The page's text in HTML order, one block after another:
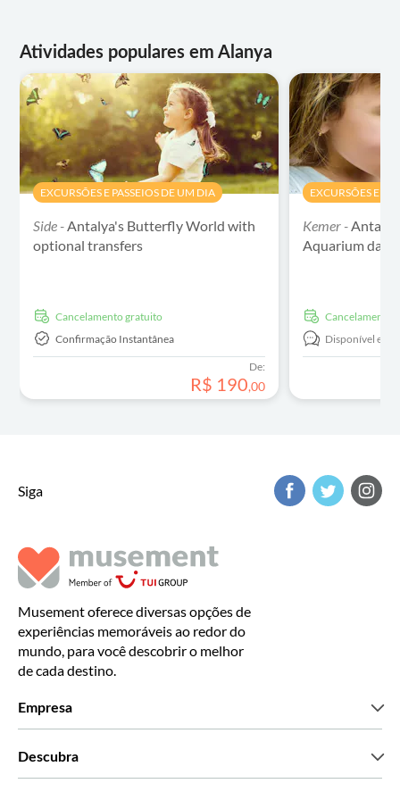
Atividades populares em Alanya
EXCURSÕES E PASSEIOS DE UM DIA
Side -Antalya's Butterfly World with
optional transfers
Cancelamento gratuito
Confirmação Instantânea
De:
R$ 190,00
EXCURSÕES E
Kemer -
Aquarium day
Cancelamento
Disponível em:
Siga
Musement oferece diversas opções de
experiências memoráveis ao redor do
mundo, para você descobrir o melhor
de cada destino.
Empresa
Descubra